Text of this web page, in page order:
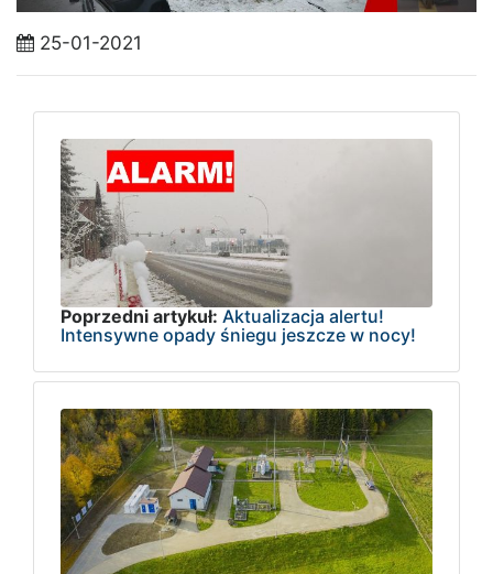
25-01-2021
Poprzedni artykuł: Aktualizacja alertu!
Intensywne opady śniegu jeszcze w nocy!